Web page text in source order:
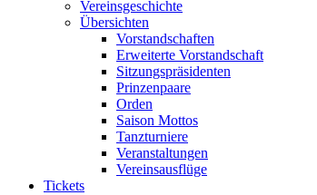
Vereinsgeschichte
Übersichten
Vorstandschaften
Erweiterte Vorstandschaft
Sitzungspräsidenten
Prinzenpaare
Orden
Saison Mottos
Tanzturniere
Veranstaltungen
Vereinsausflüge
Tickets